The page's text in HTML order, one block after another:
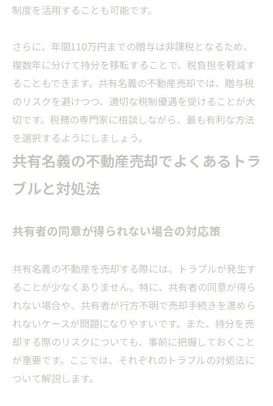
制度を活用することも可能です。
さらに、年間110万円までの贈与は非課税となるため、
複数年に分けて持分を移転することで、税負担を軽減す
ることもできます。共有名義の不動産売却では、贈与税
のリスクを避けつつ、適切な税制優遇を受けることが大
切です。税務の専門家に相談しながら、最も有利な方法
を選択するようにしましょう。
共有名義の不動産売却でよくあるトラ
ブルと対処法
共有者の同意が得られない場合の対応策
共有名義の不動産を売却する際には、トラブルが発生す
ることが少なくありません。特に、共有者の同意が得ら
れない場合や、共有者が行方不明で売却手続きを進めら
れないケースが問題になりやすいです。また、持分を売
却する際のリスクについても、事前に把握しておくこと
が重要です。ここでは、それぞれのトラブルの対処法に
ついて解説します。